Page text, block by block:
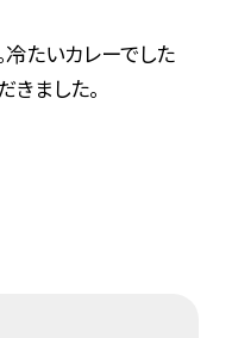
冷たいカレーでした
きました。